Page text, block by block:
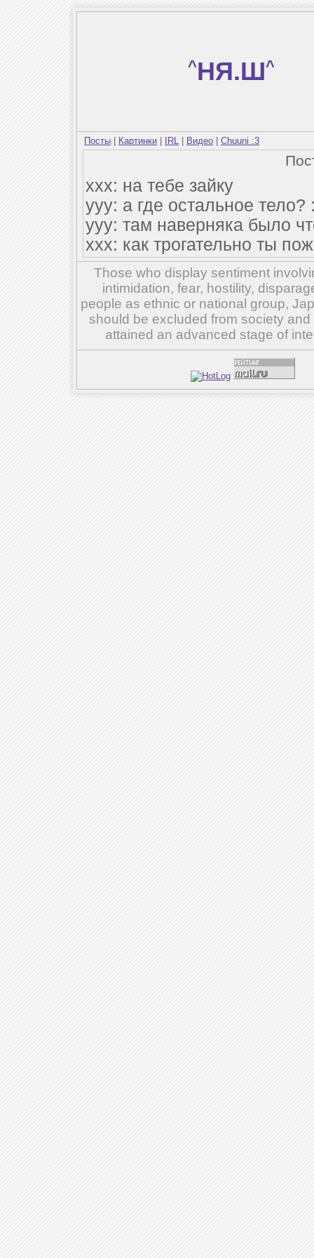
^НЯ.Ш^
Посты Картинки IRL Видео Chuuni :3
xxx: на тебе зайку
yyy: а где остальное тело?
yyy: там наверняка было
xxx: как трогательно ты
Those who display sentiment
intimidation, fear, hostility,
people as ethnic or national group,
should be excluded from society
attained an advanced stage of